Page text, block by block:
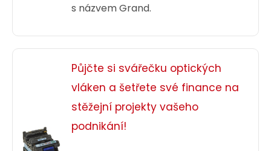
s názvem Grand.
Půjčte si svářečku optických
vláken a šetřete své finance na
stěžejní projekty vašeho
podnikání!